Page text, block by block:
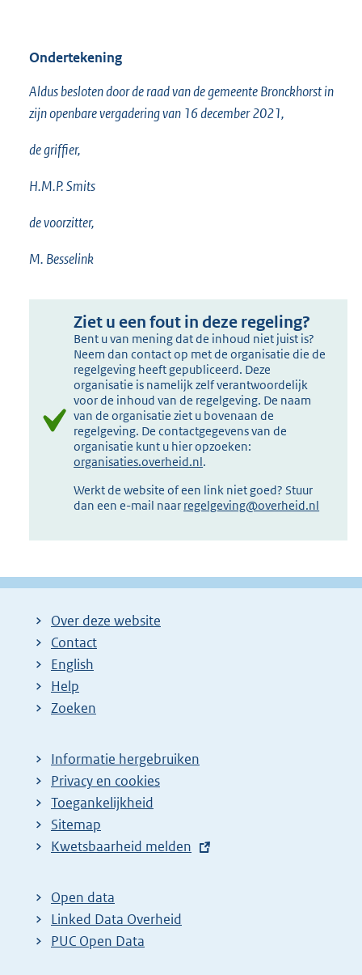
Ondertekening
Aldus besloten door de raad van de gemeente Bronckhorst in
zijn openbare vergadering van 16 december 2021,
de griffier,
H.M.P. Smits
de voorzitter,
M. Besselink
Ziet u een fout in deze regeling?
Bent u van mening dat de inhoud niet juist is?
Neem dan contact op met de organisatie die de
regelgeving heeft gepubliceerd. Deze
organisatie is namelijk zelf verantwoordelijk
voor de inhoud van de regelgeving. De naam
van de organisatie ziet u bovenaan de
regelgeving. De contactgegevens van de
organisatie kunt u hier opzoeken:
organisaties.overheid.nl.
Werkt de website of een link niet goed? Stuur
dan een e-mail naar regelgeving@overheid.nl
Over deze website
Contact
English
Help
Zoeken
Informatie hergebruiken
Privacy en cookies
Toegankelijkheid
Sitemap
E
t
e
r
Kwetsbaarheid melden
Open data
Linked Data Overheid
PUC Open Data